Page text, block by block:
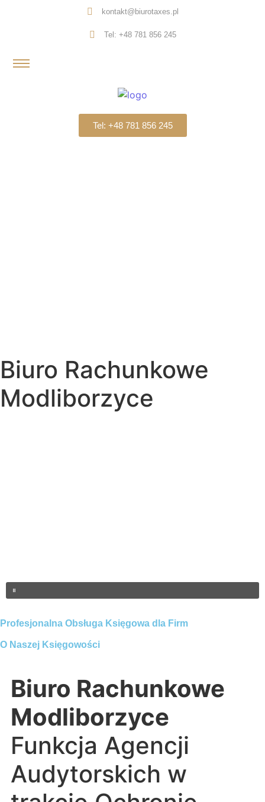
kontakt@biurotaxes.pl
Tel: +48 781 856 245
Tel: +48 781 856 245
Biuro Rachunkowe
Modliborzyce
Profesjonalna Obsługa Księgowa dla Firm
O Naszej Księgowości
Biuro Rachunkowe
Modliborzyce
Funkcja Agencji
Audytorskich w